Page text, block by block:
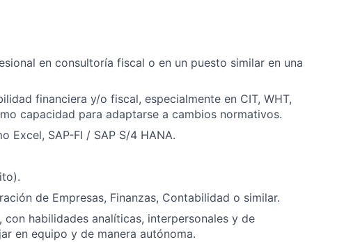
en consultoría fiscal o en un puesto similar en una
financiera y/o fiscal, especialmente en CIT, WHT,
capacidad para adaptarse a cambios normativos.
Excel, SAP-FI / SAP S/4 HANA.
de Empresas, Finanzas, Contabilidad o similar.
habilidades analíticas, interpersonales y de
en equipo y de manera autónoma.